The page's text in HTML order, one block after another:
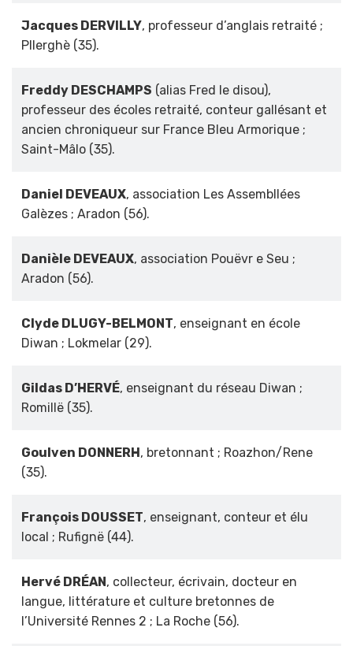
Jacques DERVILLY, professeur d’anglais retraité ;
Pllerghè (35).
Freddy DESCHAMPS (alias Fred le disou),
professeur des écoles retraité, conteur gallésant et
ancien chroniqueur sur France Bleu Armorique ;
Saint-Mâlo (35).
Daniel DEVEAUX, association Les Assembllées
Galèzes ; Aradon (56).
Danièle DEVEAUX, association Pouëvr e Seu ;
Aradon (56).
Clyde DLUGY-BELMONT, enseignant en école
Diwan ; Lokmelar (29).
Gildas D’HERVÉ, enseignant du réseau Diwan ;
Romillë (35).
Goulven DONNERH, bretonnant ; Roazhon/Rene
(35).
François DOUSSET, enseignant, conteur et élu
local ; Rufignë (44).
Hervé DRÉAN, collecteur, écrivain, docteur en
langue, littérature et culture bretonnes de
l’Université Rennes 2 ; La Roche (56).